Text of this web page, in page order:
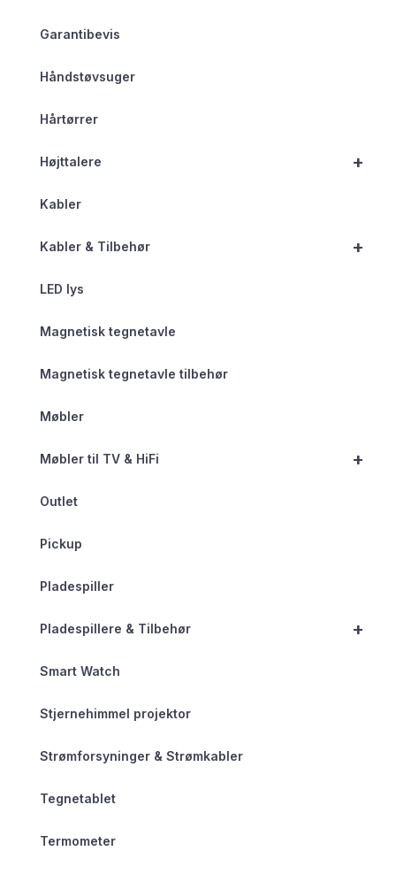
Garantibevis
Håndstøvsuger
Hårtørrer
+
Højttalere
Kabler
+
Kabler & Tilbehør
LED lys
Magnetisk tegnetavle
Magnetisk tegnetavle tilbehør
Møbler
+
Møbler til TV & HiFi
Outlet
Pickup
Pladespiller
+
Pladespillere & Tilbehør
Smart Watch
Stjernehimmel projektor
Strømforsyninger & Strømkabler
Tegnetablet
Termometer